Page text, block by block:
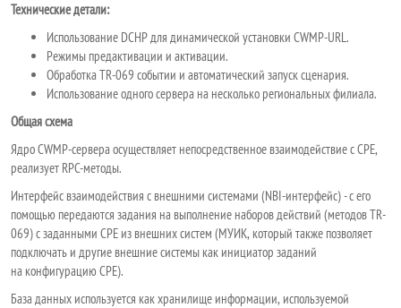
Технические детали:
Использование DCHP для динамической установки CWMP-URL.
Режимы предактивации и активации.
Обработка TR-069 событии и автоматический запуск сценария.
Использование одного сервера на несколько региональных филиала.
Общая схема
Ядро CWMP-сервера осуществляет непосредственное взаимодействие с CPE,
реализует RPC-методы.
Интерфейс взаимодействия с внешними системами (NBI-интерфейс) - с его
помощью передаются задания на выполнение наборов действий (методов TR-
069) с заданными CPE из внешних систем (МУИК, который также позволяет
подключать и другие внешние системы как инициатор заданий
на конфигурацию CPE).
База данных используется как хранилище информации, используемой